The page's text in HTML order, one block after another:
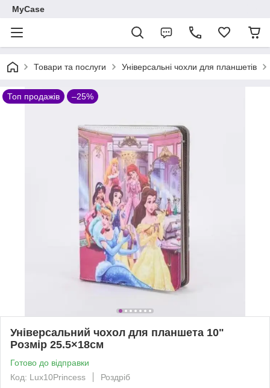
MyCase
Товари та послуги Універсальні чохли для планшетів
Топ продажів –25%
Універсальний чохол для планшета 10"
Розмір 25.5×18см
Готово до відправки
Код: Lux10Princess
Роздріб